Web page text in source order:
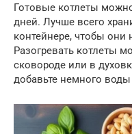
Готовые котлеты
дней. Лучше всего
контейнере, чтобы они
Разогревать котлеты
сковороде или в
добавьте немного